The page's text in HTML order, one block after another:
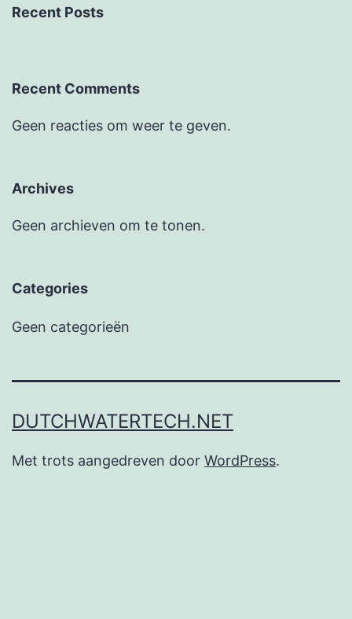
Recent Posts
Recent Comments
Geen reacties om weer te geven.
Archives
Geen archieven om te tonen.
Categories
Geen categorieën
DUTCHWATERTECH.NET
Met trots aangedreven door WordPress.